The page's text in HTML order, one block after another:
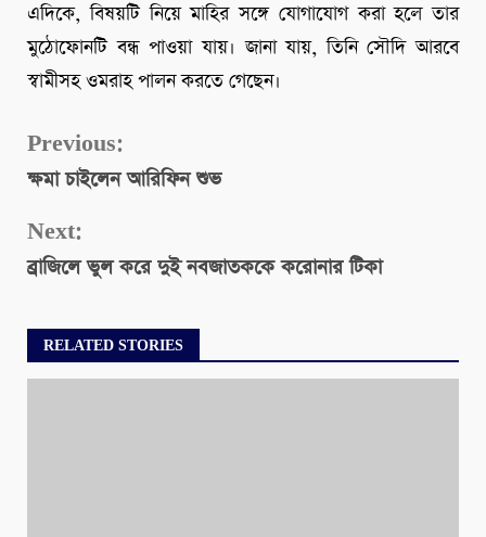
এদিকে, বিষয়টি নিয়ে মাহির সঙ্গে যোগাযোগ করা হলে তার
মুঠোফোনটি বন্ধ পাওয়া যায়। জানা যায়, তিনি সৌদি আরবে
স্বামীসহ ওমরাহ পালন করতে গেছেন।
Continue
Reading
Previous:
ক্ষমা চাইলেন আরিফিন শুভ
Next:
ব্রাজিলে ভুল করে দুই নবজাতককে করোনার টিকা
RELATED STORIES